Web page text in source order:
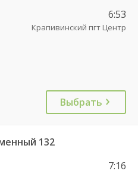
6:53
Крапивинский пгт Центр
Выбрать
132
7:16